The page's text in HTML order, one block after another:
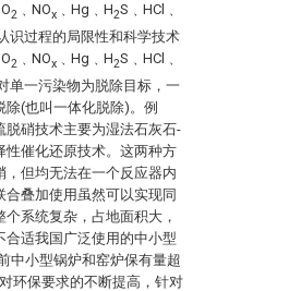
2 ﹑NOx ﹑Hg﹑H2S﹑HCl﹑
识过程的局限性和科学技术
2 ﹑NOx ﹑Hg﹑H2S﹑HCl﹑
单一污染物为脱除目标，一
除(也叫一体化脱除)。例
硝技术主要为湿法石灰石-
性催化还原技术。这两种方
但均无法在一个反应器内
叠加使用虽然可以实现同
系统复杂，占地面积大，
适我国广泛使用的中小型
中小型锅炉和窑炉保有量超
环保要求的不断提高，针对